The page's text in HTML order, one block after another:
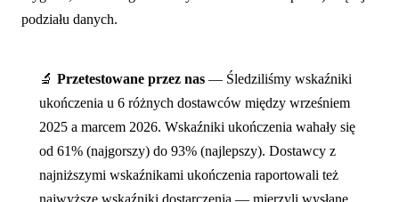
podziału danych.
🔬 Przetestowane przez nas — Śledziliśmy wskaźniki
ukończenia u 6 różnych dostawców między wrześniem
2025 a marcem 2026. Wskaźniki ukończenia wahały się
od 61% (najgorszy) do 93% (najlepszy). Dostawcy z
najniższymi wskaźnikami ukończenia raportowali też
najwyższe wskaźniki dostarczenia — mierzyli wysłane